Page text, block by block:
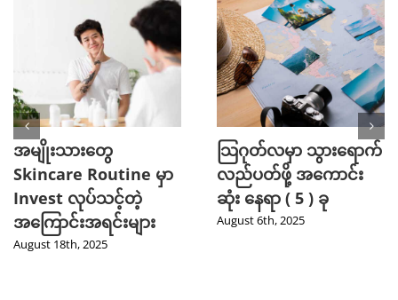
အမျိုးသားတွေ
Skincare Routine မှာ
Invest လုပ်သင့်တဲ့
အကြောင်းအရင်းများ
August 18th, 2025
သြဂုတ်လမှာ သွားရောက်
လည်ပတ်ဖို့ အကောင်း
ဆုံး နေရာ ( 5 ) ခု
August 6th, 2025